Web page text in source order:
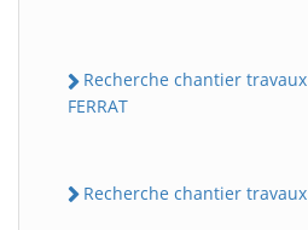
Recherche chantier travaux
FERRAT
Recherche chantier travaux